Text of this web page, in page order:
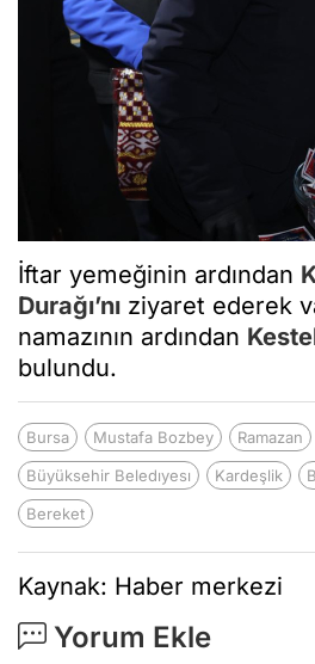
İftar yemeğinin ardından
Durağı’nı ziyaret ederek
namazının ardından
bulundu.
Bursa Mustafa Bozbey Ramazan
Büyüksehir Beledıyesı
Kardeşlik
Bereket
Kaynak: Haber merkezi
Yorum Ekle